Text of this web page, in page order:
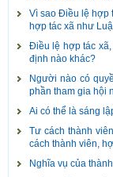
Vì sao Điều lệ hợp
hợp tác xã như
Điều lệ hợp tác
định nào khác?
Người nào có
phần tham gia hội
Ai có thể là sáng
Tư cách thành
cách thành viên,
Nghĩa vụ của